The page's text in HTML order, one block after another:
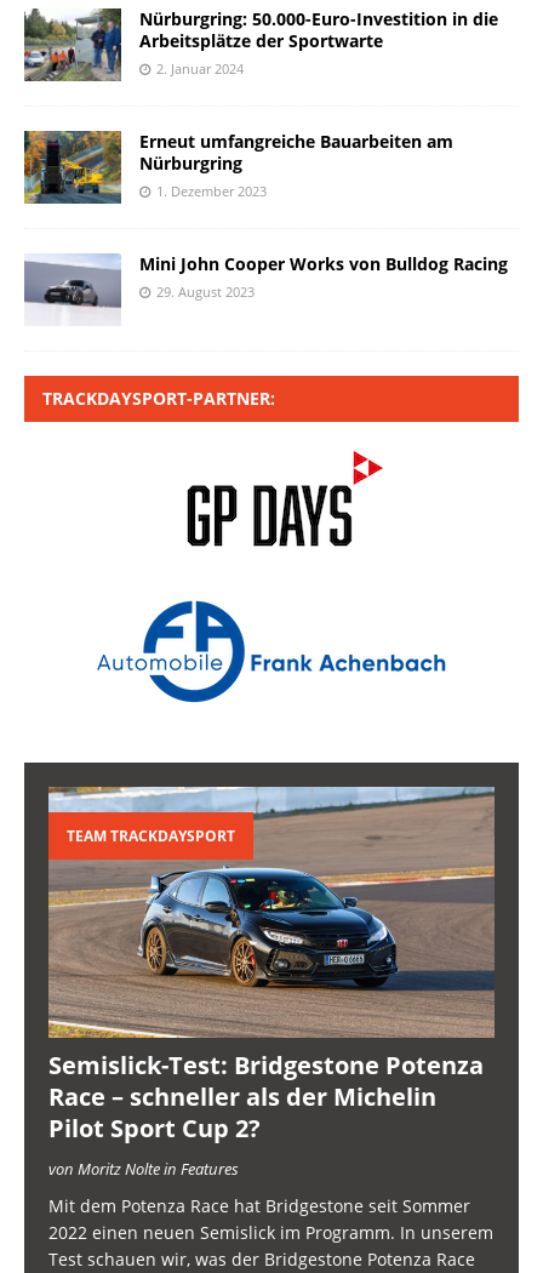
Nürburgring: 50.000-Euro-Investition in die
Arbeitsplätze der Sportwarte
2. Januar 2024
Erneut umfangreiche Bauarbeiten am
Nürburgring
1. Dezember 2023
Mini John Cooper Works von Bulldog Racing
29. August 2023
TRACKDAYSPORT-PARTNER:
TEAM TRACKDAYSPORT
Semislick-Test: Bridgestone Potenza
Race – schneller als der Michelin
Pilot Sport Cup 2?
von Moritz Nolte in Features
Mit dem Potenza Race hat Bridgestone seit Sommer
2022 einen neuen Semislick im Programm. In unserem
Test schauen wir, was der Bridgestone Potenza Race